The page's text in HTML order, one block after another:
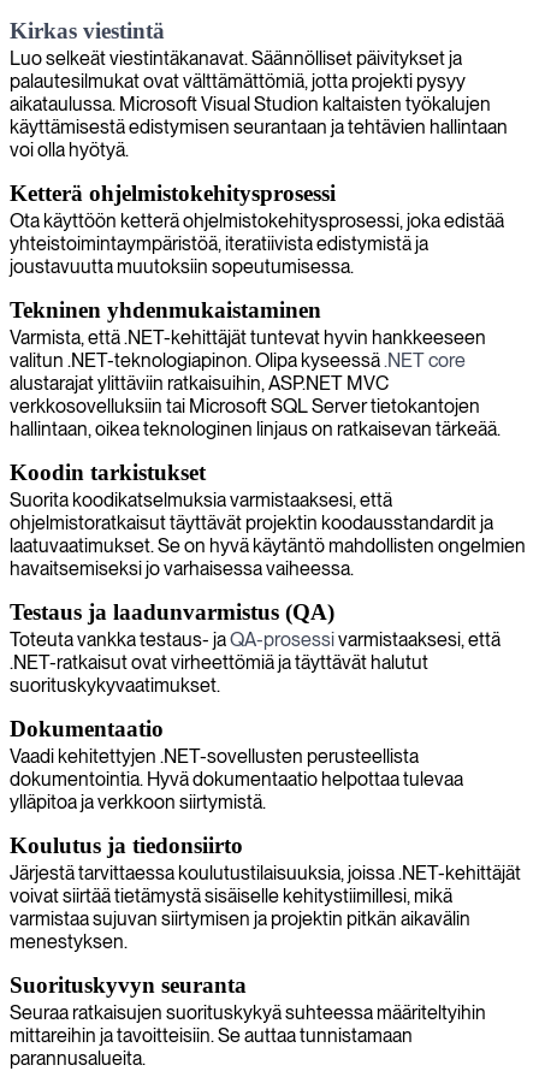
Kirkas viestintä
Luo selkeät viestintäkanavat. Säännölliset päivitykset ja
palautesilmukat ovat välttämättömiä, jotta projekti pysyy
aikataulussa. Microsoft Visual Studion kaltaisten työkalujen
käyttämisestä edistymisen seurantaan ja tehtävien hallintaan
voi olla hyötyä.
Ketterä ohjelmistokehitysprosessi
Ota käyttöön ketterä ohjelmistokehitysprosessi, joka edistää
yhteistoimintaympäristöä, iteratiivista edistymistä ja
joustavuutta muutoksiin sopeutumisessa.
Tekninen yhdenmukaistaminen
Varmista, että .NET-kehittäjät tuntevat hyvin hankkeeseen
valitun .NET-teknologiapinon. Olipa kyseessä.NET core
alustarajat ylittäviin ratkaisuihin, ASP.NET MVC
verkkosovelluksiin tai Microsoft SQL Server tietokantojen
hallintaan, oikea teknologinen linjaus on ratkaisevan tärkeää.
Koodin tarkistukset
Suorita koodikatselmuksia varmistaaksesi, että
ohjelmistoratkaisut täyttävät projektin koodausstandardit ja
laatuvaatimukset. Se on hyvä käytäntö mahdollisten ongelmien
havaitsemiseksi jo varhaisessa vaiheessa.
Testaus ja laadunvarmistus (QA)
Toteuta vankka testaus- jaQA-prosessivarmistaaksesi, että
.NET-ratkaisut ovat virheettömiä ja täyttävät halutut
suorituskykyvaatimukset.
Dokumentaatio
Vaadi kehitettyjen .NET-sovellusten perusteellista
dokumentointia. Hyvä dokumentaatio helpottaa tulevaa
ylläpitoa ja verkkoon siirtymistä.
Koulutus ja tiedonsiirto
Järjestä tarvittaessa koulutustilaisuuksia, joissa .NET-kehittäjät
voivat siirtää tietämystä sisäiselle kehitystiimillesi, mikä
varmistaa sujuvan siirtymisen ja projektin pitkän aikavälin
menestyksen.
Suorituskyvyn seuranta
Seuraa ratkaisujen suorituskykyä suhteessa määriteltyihin
mittareihin ja tavoitteisiin. Se auttaa tunnistamaan
parannusalueita.